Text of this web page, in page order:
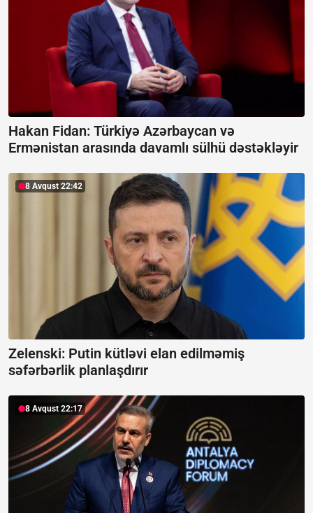
Hakan Fidan: Türkiyə Azərbaycan və
Ermənistan arasında davamlı sülhü dəstəkləyir
8 Avqust 22:42
Zelenski: Putin kütləvi elan edilməmiş
səfərbərlik planlaşdırır
8 Avqust 22:17